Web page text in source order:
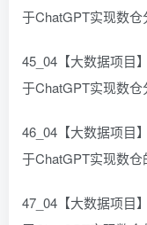
于ChatGPT实现数
45_04【大数据项目
于ChatGPT实现数
46_04【大数据项目
于ChatGPT实现数
47_04【大数据项目